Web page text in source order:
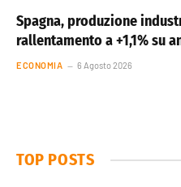
Spagna, produzione
rallentamento a +1,1% su
ECONOMIA 6 Agosto 2026
TOP POSTS